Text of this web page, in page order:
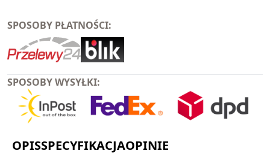
SPOSOBY PŁATNOŚCI:
SPOSOBY WYSYŁKI:
OPISSPECYFIKACJAOPINIE